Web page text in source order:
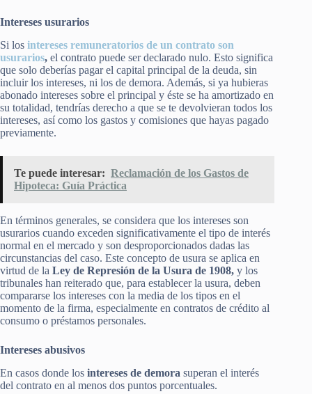
Intereses usurarios
Si los intereses remuneratorios de un contrato son
usurarios, el contrato puede ser declarado nulo. Esto significa
que solo deberías pagar el capital principal de la deuda, sin
incluir los intereses, ni los de demora. Además, si ya hubieras
abonado intereses sobre el principal y éste se ha amortizado en
su totalidad, tendrías derecho a que se te devolvieran todos los
intereses, así como los gastos y comisiones que hayas pagado
previamente.
Te puede interesar: Reclamación de los Gastos de
Hipoteca: Guía Práctica
En términos generales, se considera que los intereses son
usurarios cuando exceden significativamente el tipo de interés
normal en el mercado y son desproporcionados dadas las
circunstancias del caso. Este concepto de usura se aplica en
virtud de la Ley de Represión de la Usura de 1908, y los
tribunales han reiterado que, para establecer la usura, deben
compararse los intereses con la media de los tipos en el
momento de la firma, especialmente en contratos de crédito al
consumo o préstamos personales.
Intereses abusivos
En casos donde los intereses de demora superan el interés
del contrato en al menos dos puntos porcentuales.